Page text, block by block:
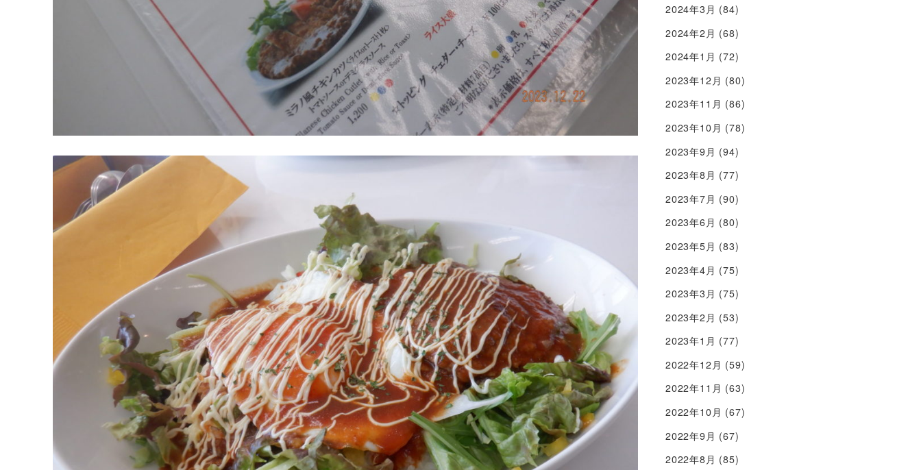
2024年3月 (84)
2024年2月 (68)
2024年1月 (72)
2023年12月 (80)
2023年11月 (86)
2023年10月 (78)
2023年9月 (94)
2023年8月 (77)
2023年7月 (90)
2023年6月 (80)
2023年5月 (83)
2023年4月 (75)
2023年3月 (75)
2023年2月 (53)
2023年1月 (77)
2022年12月 (59)
2022年11月 (63)
2022年10月 (67)
2022年9月 (67)
2022年8月 (85)